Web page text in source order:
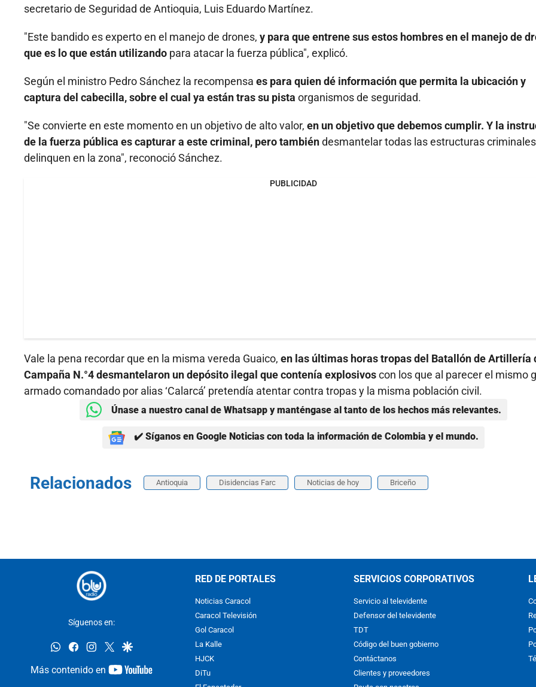
secretario de Seguridad de Antioquia, Luis Eduardo Martínez.
"Este bandido es experto en el manejo de drones, y para que entrene sus estos hombres en el manejo de
que es lo que están utilizando para atacar la fuerza pública", explicó.
Según el ministro Pedro Sánchez la recompensa es para quien dé información que permita la ubicación y
captura del cabecilla, sobre el cual ya están tras su pista organismos de seguridad.
"Se convierte en este momento en un objetivo de alto valor, en un objetivo que debemos cumplir. Y la
de la fuerza pública es capturar a este criminal, pero tambiéndesmantelar todas las estructuras
delinquen en la zona", reconoció Sánchez.
PUBLICIDAD
Vale la pena recordar que en la misma vereda Guaico, en las últimas horas tropas del Batallón de Artillería
Campaña N.°4 desmantelaron un depósito ilegal que contenía explosivoscon los que al parecer el mismo
armado comandado por alias ‘Calarcá’ pretendía atentar contra tropas y la misma población civil.
Únase a nuestro canal de Whatsapp y manténgase al tanto de los hechos más relevantes.
✔️ Síganos en Google Noticias con toda la información de Colombia y el mundo.
Relacionados Antioquia Disidencias Farc Noticias de hoy Briceño
Síguenos en:
whatsappfacebookinstagram
twittergoogle
Más contenido en
youtube-
RED DE PORTALES
Noticias Caracol
Caracol Televisión
Gol Caracol
La Kalle
HJCK
DiTu
SERVICIOS CORPORATIVOS
Servicio al televidente
Defensor del televidente
TDT
Código del buen gobierno
Contáctanos
Clientes y proveedores